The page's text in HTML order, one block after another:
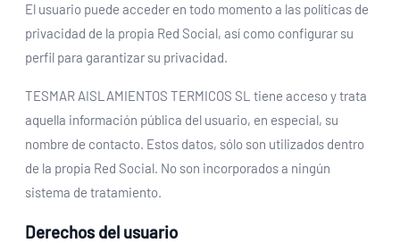
El usuario puede acceder en todo momento a las políticas de
privacidad de la propia Red Social, así como configurar su
perfil para garantizar su privacidad.
TESMAR AISLAMIENTOS TERMICOS SL tiene acceso y trata
aquella información pública del usuario, en especial, su
nombre de contacto. Estos datos, sólo son utilizados dentro
de la propia Red Social. No son incorporados a ningún
sistema de tratamiento.
Derechos del usuario